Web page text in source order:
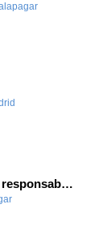
-
Podcast 25/26 - La enorme responsabilidad de ser juez
-